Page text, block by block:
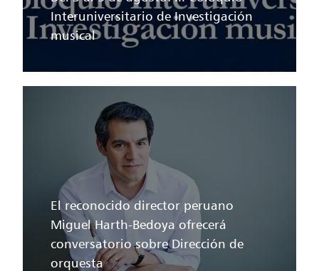
Interuniversitario de Investigación
musical
El reconocido director peruano
Miguel Harth-Bedoya ofrecerá
conversatorio sobre Dirección de
orquesta